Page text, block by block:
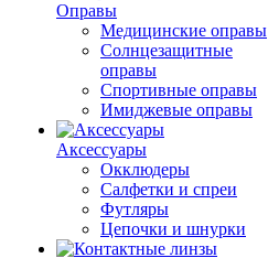
Оправы
Медицинские оправы
Солнцезащитные
оправы
Спортивные оправы
Имиджевые оправы
Аксессуары
Окклюдеры
Салфетки и спреи
Футляры
Цепочки и шнурки